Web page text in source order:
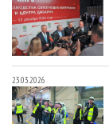
23.03.2026